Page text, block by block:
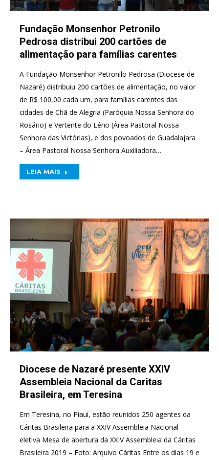
Fundação Monsenhor Petronilo
Pedrosa distribui 200 cartões de
alimentação para famílias carentes
A Fundação Monsenhor Petronilo Pedrosa (Diocese de
Nazaré) distribuiu 200 cartões de alimentação, no valor
de R$ 100,00 cada um, para famílias carentes das
cidades de Chã de Alegria (Paróquia Nossa Senhora do
Rosário) e Vertente do Lério (Área Pastoral Nossa
Senhora das Victórias), e dos povoados de Guadalajara
– Área Pastoral Nossa Senhora Auxiliadora…
LEIA MAIS
Diocese de Nazaré presente XXIV
Assembleia Nacional da Caritas
Brasileira, em Teresina
Em Teresina, no Piauí, estão reunidos 250 agentes da
Cáritas Brasileira para a XXIV Assembleia Nacional
eletiva Mesa de abertura da XXIV Assembleia da Cáritas
Brasileira 2019 – Foto: Arquivo Cáritas Entre os dias 19 e